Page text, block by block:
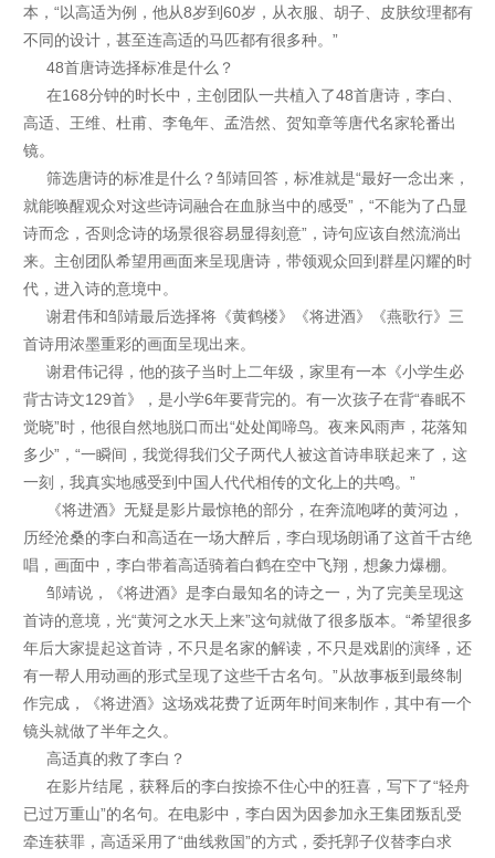
本，“以高适为例，他从8岁到60岁，从衣服、胡子、皮肤纹理都有
不同的设计，甚至连高适的马匹都有很多种。”
48首唐诗选择标准是什么？
在168分钟的时长中，主创团队一共植入了48首唐诗，李白、
高适、王维、杜甫、李龟年、孟浩然、贺知章等唐代名家轮番出
镜。
筛选唐诗的标准是什么？邹靖回答，标准就是“最好一念出来，
就能唤醒观众对这些诗词融合在血脉当中的感受”，“不能为了凸显
诗而念，否则念诗的场景很容易显得刻意”，诗句应该自然流淌出
来。主创团队希望用画面来呈现唐诗，带领观众回到群星闪耀的时
代，进入诗的意境中。
谢君伟和邹靖最后选择将《黄鹤楼》《将进酒》《燕歌行》三
首诗用浓墨重彩的画面呈现出来。
谢君伟记得，他的孩子当时上二年级，家里有一本《小学生必
背古诗文129首》，是小学6年要背完的。有一次孩子在背“春眠不
觉晓”时，他很自然地脱口而出“处处闻啼鸟。夜来风雨声，花落知
多少”，“一瞬间，我觉得我们父子两代人被这首诗串联起来了，这
一刻，我真实地感受到中国人代代相传的文化上的共鸣。”
《将进酒》无疑是影片最惊艳的部分，在奔流咆哮的黄河边，
历经沧桑的李白和高适在一场大醉后，李白现场朗诵了这首千古绝
唱，画面中，李白带着高适骑着白鹤在空中飞翔，想象力爆棚。
邹靖说，《将进酒》是李白最知名的诗之一，为了完美呈现这
首诗的意境，光“黄河之水天上来”这句就做了很多版本。“希望很多
年后大家提起这首诗，不只是名家的解读，不只是戏剧的演绎，还
有一帮人用动画的形式呈现了这些千古名句。”从故事板到最终制
作完成，《将进酒》这场戏花费了近两年时间来制作，其中有一个
镜头就做了半年之久。
高适真的救了李白？
在影片结尾，获释后的李白按捺不住心中的狂喜，写下了“轻舟
已过万重山”的名句。在电影中，李白因为因参加永王集团叛乱受
牵连获罪，高适采用了“曲线救国”的方式，委托郭子仪替李白求